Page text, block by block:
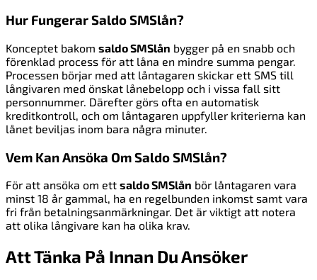
Hur Fungerar Saldo SMSlån?
Konceptet bakom saldo SMSlån bygger på en snabb och
förenklad process för att låna en mindre summa pengar.
Processen börjar med att låntagaren skickar ett SMS till
långivaren med önskat lånebelopp och i vissa fall sitt
personnummer. Därefter görs ofta en automatisk
kreditkontroll, och om låntagaren uppfyller kriterierna kan
lånet beviljas inom bara några minuter.
Vem Kan Ansöka Om Saldo SMSlån?
För att ansöka om ett saldo SMSlån bör låntagaren vara
minst 18 år gammal, ha en regelbunden inkomst samt vara
fri från betalningsanmärkningar. Det är viktigt att notera
att olika långivare kan ha olika krav.
Att Tänka På Innan Du Ansöker